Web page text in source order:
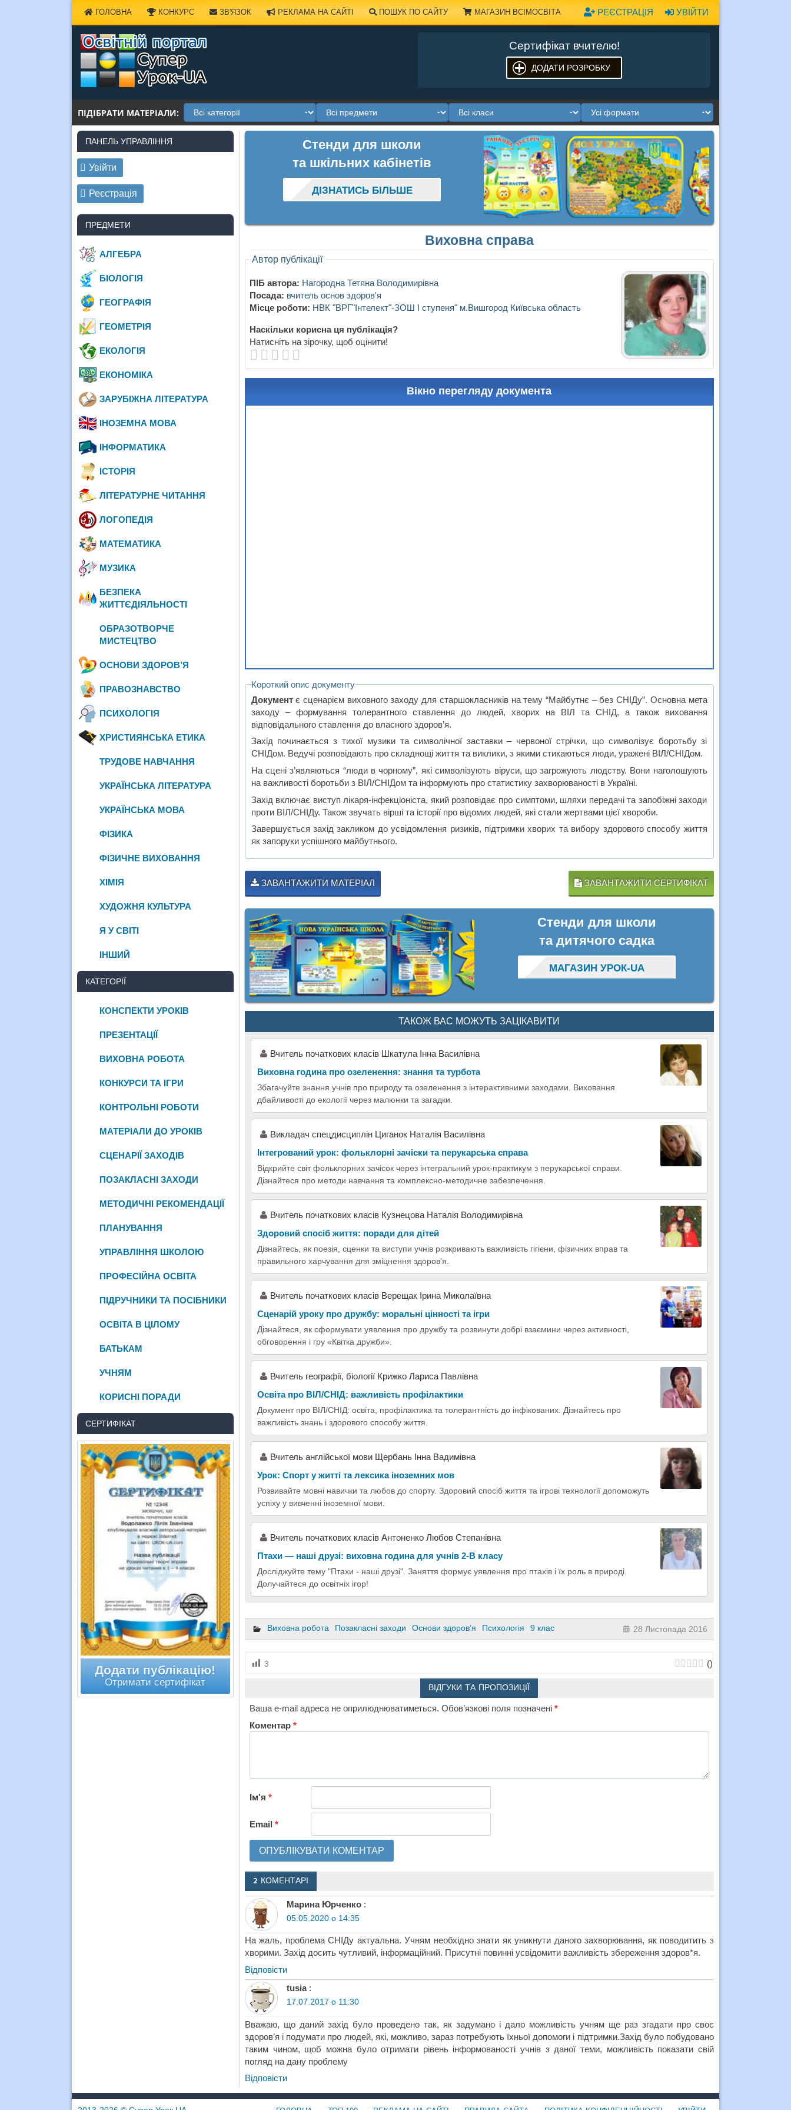
УВІЙТИ
РЕЄСТРАЦІЯ
ГОЛОВНА КОНКУРС ЗВ'ЯЗОК РЕКЛАМА НА САЙТІ ПОШУК ПО САЙТУ МАГАЗИН ВСІМОСВІТА
Сертифікат вчителю!
ДОДАТИ РОЗРОБКУ
ПІДІБРАТИ МАТЕРІАЛИ:
Стенди для школи
та шкільних кабінетів
ДІЗНАТИСЬ БІЛЬШЕ
Виховна справа
Автор публікації
ПІБ автора: Нагородна Тетяна Володимирівна
Посада: вчитель основ здоров'я
Місце роботи: НВК "ВРГ"Інтелект"-ЗОШ І ступеня" м.Вишгород Київська область
Наскільки корисна ця публікація?
Натисніть на зірочку, щоб оцінити!
Вікно перегляду документа
Короткий опис документу
Документє сценарієм виховного заходу для старшокласників на тему “Майбутнє – без СНІДу”. Основна мета
заходу – формування толерантного ставлення до людей, хворих на ВІЛ та СНІД, а також виховання
відповідального ставлення до власного здоров’я.
Захід починається з тихої музики та символічної заставки – червоної стрічки, що символізує боротьбу зі
СНІДом. Ведучі розповідають про складнощі життя та виклики, з якими стикаються люди, уражені ВІЛ/СНІДом.
На сцені з’являються “люди в чорному”, які символізують віруси, що загрожують людству. Вони наголошують
на важливості боротьби з ВІЛ/СНІДом та інформують про статистику захворюваності в Україні.
Захід включає виступ лікаря-інфекціоніста, який розповідає про симптоми, шляхи передачі та запобіжні заходи
проти ВІЛ/СНІДу. Також звучать вірші та історії про відомих людей, які стали жертвами цієї хвороби.
Завершується захід закликом до усвідомлення ризиків, підтримки хворих та вибору здорового способу життя
як запоруки успішного майбутнього.
ЗАВАНТАЖИТИ МАТЕРІАЛ ЗАВАНТАЖИТИ СЕРТИФІКАТ
Стенди для школи
та дитячого садка
МАГАЗИН УРОК-UA
ТАКОЖ ВАС МОЖУТЬ ЗАЦІКАВИТИ
Вчитель початкових класів Шкатула Інна Василівна
Виховна година про озеленення: знання та турбота
Збагачуйте знання учнів про природу та озеленення з інтерактивними заходами. Виховання
дбайливості до екології через малюнки та загадки.
Викладач спецдисциплін Циганок Наталія Василівна
Інтегрований урок: фольклорні зачіски та перукарська справа
Відкрийте світ фольклорних зачісок через інтегральний урок-практикум з перукарської справи.
Дізнайтеся про методи навчання та комплексно-методичне забезпечення.
Вчитель початкових класів Кузнецова Наталія Володимирівна
Здоровий спосіб життя: поради для дітей
Дізнайтесь, як поезія, сценки та виступи учнів розкривають важливість гігієни, фізичних вправ та
правильного харчування для зміцнення здоров'я.
Вчитель початкових класів Верещак Ірина Миколаївна
Сценарій уроку про дружбу: моральні цінності та ігри
Дізнайтеся, як сформувати уявлення про дружбу та розвинути добрі взаємини через активності,
обговорення і гру «Квітка дружби».
Вчитель географії, біології Крижко Лариса Павлівна
Освіта про ВІЛ/СНІД: важливість профілактики
Документ про ВІЛ/СНІД: освіта, профілактика та толерантність до інфікованих. Дізнайтесь про
важливість знань і здорового способу життя.
Вчитель англійської мови Щербань Інна Вадимівна
Урок: Спорт у житті та лексика іноземних мов
Розвивайте мовні навички та любов до спорту. Здоровий спосіб життя та ігрові технології допоможуть
успіху у вивченні іноземної мови.
Вчитель початкових класів Антоненко Любов Степанівна
Птахи — наші друзі: виховна година для учнів 2-В класу
Досліджуйте тему "Птахи - наші друзі". Заняття формує уявлення про птахів і їх роль в природі.
Долучайтеся до освітніх ігор!
Виховна робота Позакласні заходи Основи здоров’я Психологія 9 клас 28 Листопада 2016
3 ()
ВІДГУКИ ТА ПРОПОЗИЦІЇ
Ваша e-mail адреса не оприлюднюватиметься. Обов’язкові поля позначені *
Коментар *
Ім'я *
Email *
2 КОМЕНТАРІ
Марина Юрченко :
05.05.2020 о 14:35
На жаль, проблема СНІДу актуальна. Учням необхідно знати як уникнути даного захворювання, як поводитить з
хворими. Захід досить чутливий, інформаційний. Присутні повинні усвідомити важливість збереження здоров*я.
Відповіcти
tusia :
17.07.2017 о 11:30
Вважаю, що даний захід було проведено так, як задумано і дало можливість учням ще раз згадати про своє
здоров’я і подумати про людей, які, можливо, зараз потребують їхньої допомоги і підтримки.Захід було побудовано
таким чином, щоб можна було отримати рівень інформованості учнів з даної теми, можливість показати свій
погляд на дану проблему
Відповіcти
ПАНЕЛЬ УПРАВЛІННЯ
Увійти
Реєстрація
ПРЕДМЕТИ
АЛГЕБРА
БІОЛОГІЯ
ГЕОГРАФІЯ
ГЕОМЕТРІЯ
ЕКОЛОГІЯ
ЕКОНОМІКА
ЗАРУБІЖНА ЛІТЕРАТУРА
ІНОЗЕМНА МОВА
ІНФОРМАТИКА
ІСТОРІЯ
ЛІТЕРАТУРНЕ ЧИТАННЯ
ЛОГОПЕДІЯ
МАТЕМАТИКА
МУЗИКА
БЕЗПЕКА
ЖИТТЄДІЯЛЬНОСТІ
ОБРАЗОТВОРЧЕ
МИСТЕЦТВО
ОСНОВИ ЗДОРОВ’Я
ПРАВОЗНАВСТВО
ПСИХОЛОГІЯ
ХРИСТИЯНСЬКА ЕТИКА
ТРУДОВЕ НАВЧАННЯ
УКРАЇНСЬКА ЛІТЕРАТУРА
УКРАЇНСЬКА МОВА
ФІЗИКА
ФІЗИЧНЕ ВИХОВАННЯ
ХІМІЯ
ХУДОЖНЯ КУЛЬТУРА
Я У СВІТІ
ІНШИЙ
КАТЕГОРІЇ
КОНСПЕКТИ УРОКІВ
ПРЕЗЕНТАЦІЇ
ВИХОВНА РОБОТА
КОНКУРСИ ТА ІГРИ
КОНТРОЛЬНІ РОБОТИ
МАТЕРІАЛИ ДО УРОКІВ
СЦЕНАРІЇ ЗАХОДІВ
ПОЗАКЛАСНІ ЗАХОДИ
МЕТОДИЧНІ РЕКОМЕНДАЦІЇ
ПЛАНУВАННЯ
УПРАВЛІННЯ ШКОЛОЮ
ПРОФЕСІЙНА ОСВІТА
ПІДРУЧНИКИ ТА ПОСІБНИКИ
ОСВІТА В ЦІЛОМУ
БАТЬКАМ
УЧНЯМ
КОРИСНІ ПОРАДИ
СЕРТИФІКАТ
Додати публікацію!
Отримати сертифікат